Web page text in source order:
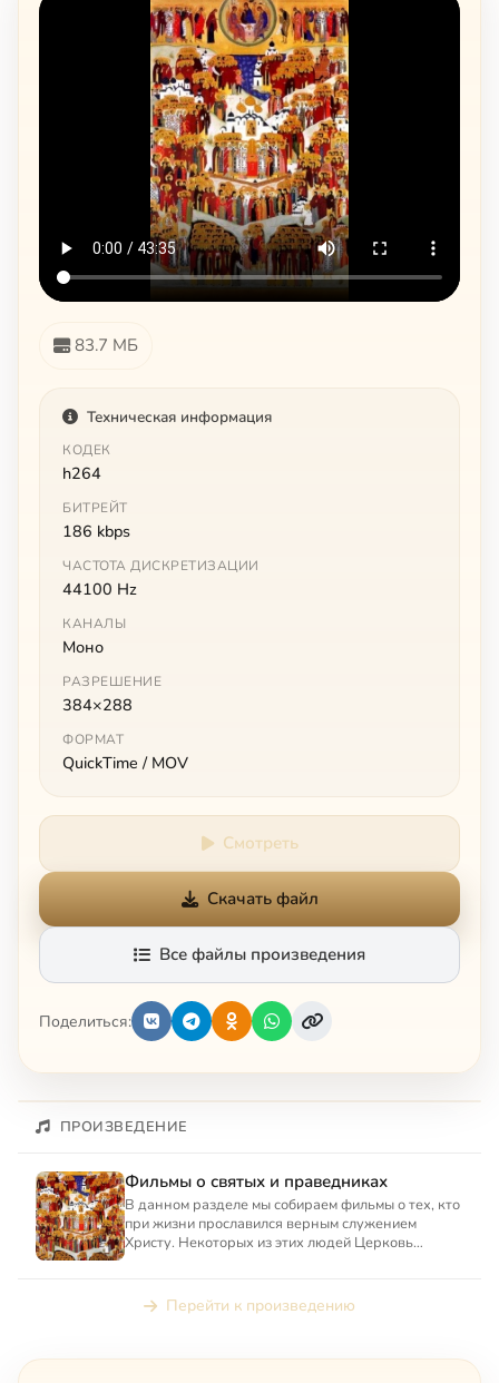
83.7 МБ
Техническая информация
КОДЕК
h264
БИТРЕЙТ
186 kbps
ЧАСТОТА ДИСКРЕТИЗАЦИИ
44100 Hz
КАНАЛЫ
Моно
РАЗРЕШЕНИЕ
384×288
ФОРМАТ
QuickTime / MOV
Смотреть
Скачать файл
Все файлы произведения
Поделиться:
ПРОИЗВЕДЕНИЕ
Фильмы о святых и праведниках
В данном разделе мы собираем фильмы о тех, кто
при жизни прославился верным служением
Христу. Некоторых из этих людей Церковь
Перейти к произведению